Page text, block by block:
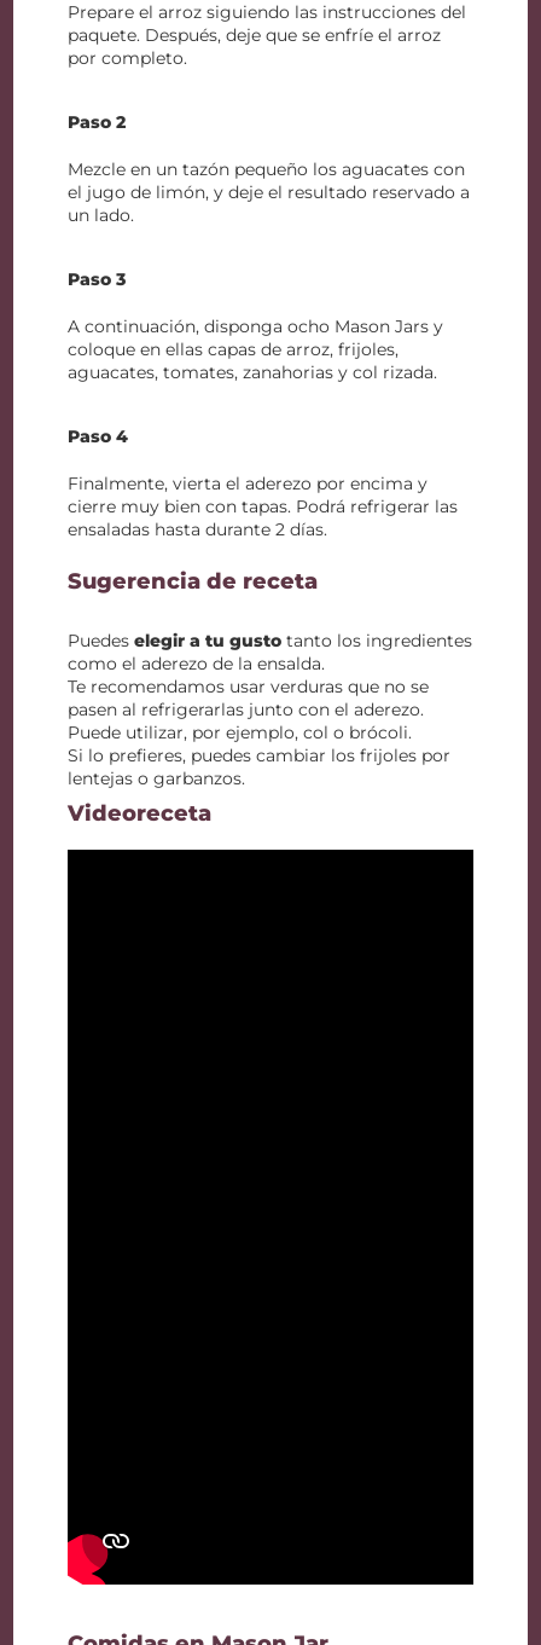
Prepare el arroz siguiendo las instrucciones del
paquete. Después, deje que se enfríe el arroz
por completo.
Paso 2
Mezcle en un tazón pequeño los aguacates con
el jugo de limón, y deje el resultado reservado a
un lado.
Paso 3
A continuación, disponga ocho Mason Jars y
coloque en ellas capas de arroz, frijoles,
aguacates, tomates, zanahorias y col rizada.
Paso 4
Finalmente, vierta el aderezo por encima y
cierre muy bien con tapas. Podrá refrigerar las
ensaladas hasta durante 2 días.
Sugerencia de receta
Puedeselegir a tu gusto tanto los ingredientes
como el aderezo de la ensalda.
Te recomendamos usar verduras que no se
pasen al refrigerarlas junto con el aderezo.
Puede utilizar, por ejemplo, col o brócoli.
Si lo prefieres, puedes cambiar los frijoles por
lentejas o garbanzos.
Videoreceta